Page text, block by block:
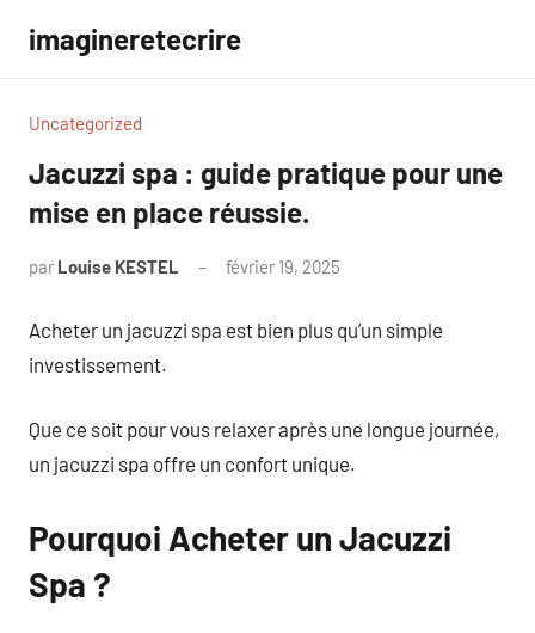
contenu
imagineretecrire
Uncategorized
Jacuzzi spa : guide pratique pour une
mise en place réussie.
par Louise KESTEL février 19, 2025
Acheter un jacuzzi spa est bien plus qu’un simple
investissement.
Que ce soit pour vous relaxer après une longue journée,
un jacuzzi spa offre un confort unique.
Pourquoi Acheter un Jacuzzi
Spa ?